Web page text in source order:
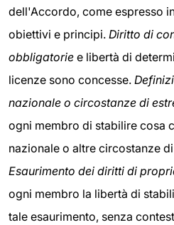
dell'Accordo, come espresso
obiettivi e principi. Diritto di
obbligatorie e libertà di
licenze sono concesse.
nazionale o circostanze di
ogni membro di stabilire cosa
nazionale o altre circostanze
Esaurimento dei diritti di
ogni membro la libertà di
tale esaurimento, senza